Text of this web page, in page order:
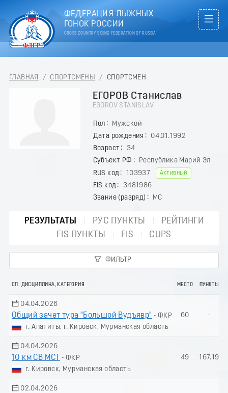
ФЕДЕРАЦИЯ ЛЫЖНЫХ
ГОНОК РОССИИ
CROSS COUNTRY SKIING FEDERATION OF RUSSIA
ГЛАВНАЯ / СПОРТСМЕНЫ / СПОРТСМЕН
ЕГОРОВ Станислав
EGOROV STANISLAV
Пол
Мужской
Дата рождения
04.01.1992
Возраст
34
Субъект РФ
Республика Марий Эл
RUS код
103937 Активный
FIS код
3481986
Звание (разряд)
МС
РЕЗУЛЬТАТЫ РУС ПУНКТЫ
РЕЙТИНГИ
FIS ПУНКТЫ
FIS CUPS
ФИЛЬТР
СП. ДИСЦИПЛИНА, КАТЕГОРИЯ МЕСТО ПУНКТЫ
04.04.2026
Общий зачет тура "Большой Вудъявр" - ФКР
г. Апатиты, г. Кировск, Мурманская область
60 -
04.04.2026
10 км СВ МСТ
- ФКР
г. Кировск, Мурманская область
49 167.19
02.04.2026